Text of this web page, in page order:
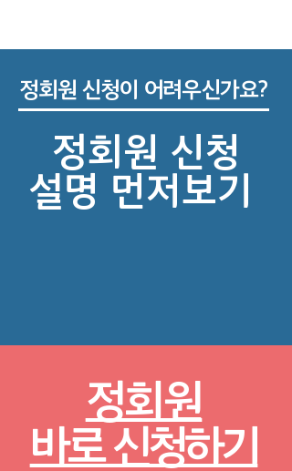
정회원 신청이 어려우신가요?
정회원 신청
​설명 먼저보기
정회원
바로 신청하기